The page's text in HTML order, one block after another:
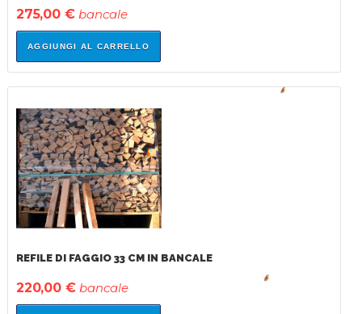
275,00 €bancale
AGGIUNGI AL CARRELLO
REFILE DI FAGGIO 33 CM IN BANCALE
220,00 € bancale